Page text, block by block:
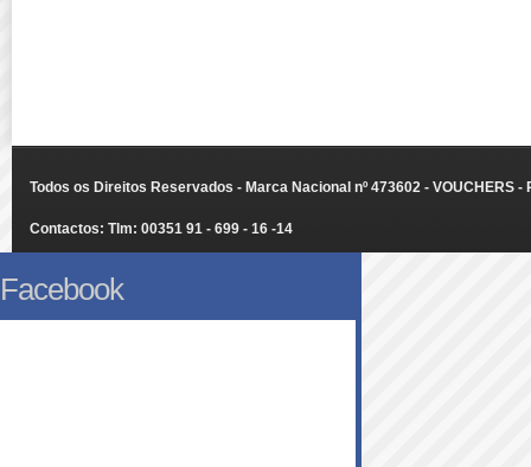
Todos os Direitos Reservados - Marca Nacional nº 473602 - VOUCHERS
Contactos: Tlm: 00351 91 - 699 - 16 -14
Facebook